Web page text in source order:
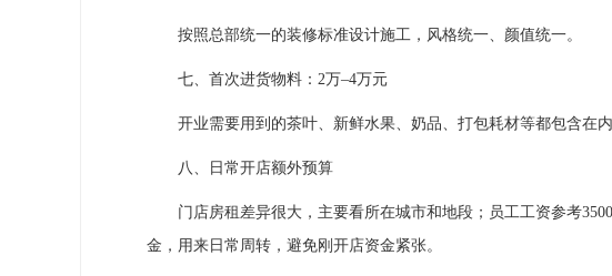
按照总部统一的装修标准设计施工，风格统一、颜值统一。
七、首次进货物料：2万–4万元
开业需要用到的茶叶、新鲜水果、奶品、打包耗材等都包含在内
八、日常开店额外预算
门店房租差异很大，主要看所在城市和地段；员工工资参考
金，用来日常周转，避免刚开店资金紧张。